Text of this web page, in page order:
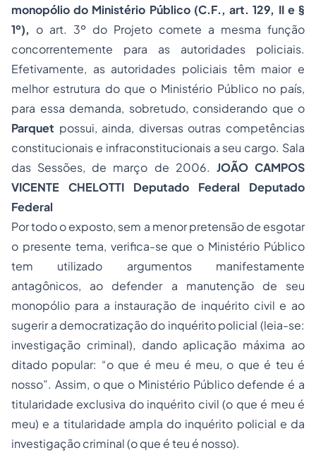
monopólio do Ministério Público (C.F., art. 129, II e §
1º), o art. 3º do Projeto comete a mesma função
concorrentemente para as autoridades policiais.
Efetivamente, as autoridades policiais têm maior e
melhor estrutura do que o Ministério Público no país,
para essa demanda, sobretudo, considerando que o
Parquet possui, ainda, diversas outras competências
constitucionais e infraconstitucionais a seu cargo. Sala
das Sessões, de março de 2006. JOÃO CAMPOS
VICENTE CHELOTTI Deputado Federal Deputado
Federal
Por todo o exposto, sem a menor pretensão de esgotar
o presente tema, verifica-se que o Ministério Público
tem utilizado argumentos manifestamente
antagônicos, ao defender a manutenção de seu
monopólio para a instauração de inquérito civil e ao
sugerir a democratização do inquérito policial (leia-se:
investigação criminal), dando aplicação máxima ao
ditado popular: “o que é meu é meu, o que é teu é
nosso”. Assim, o que o Ministério Público defende é a
titularidade exclusiva do inquérito civil (o que é meu é
meu) e a titularidade ampla do inquérito policial e da
investigação criminal (o que é teu é nosso).